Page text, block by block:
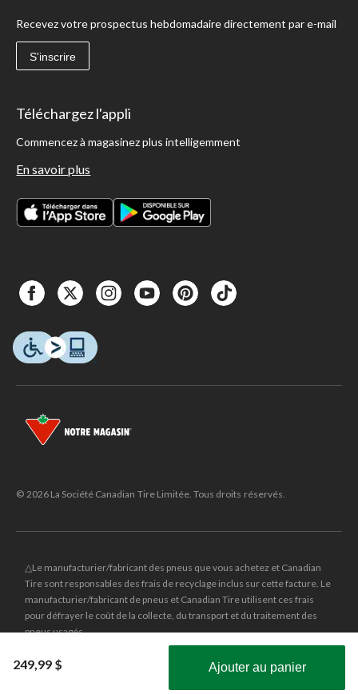
249,99 $ Ajouter au panier
Obtenez les plus récentes offres!
Recevez votre prospectus hebdomadaire directement par e-mail
S'inscrire
Téléchargez l'appli
Commencez à magasinez plus intelligemment
En savoir plus
© 2026 La Société Canadian Tire Limitée. Tous droits réservés.
△Le manufacturier/fabricant des pneus que vous achetez et Canadian
Tire sont responsables des frais de recyclage inclus sur cette facture. Le
manufacturier/fabricant de pneus et Canadian Tire utilisent ces frais
pour défrayer le coût de la collecte, du transport et du traitement des
pneus usagés.
et le logo du triangle CANADIAN TIRE sont des
marques de commerce déposées de la Société Canadian Tire Limitée.